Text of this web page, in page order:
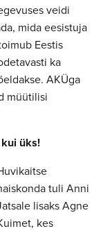
veidi
mida eesistuja
Eestis
ka
AKÜga
müütilisi
üks!
tuli Anni
lisaks Agne
kes